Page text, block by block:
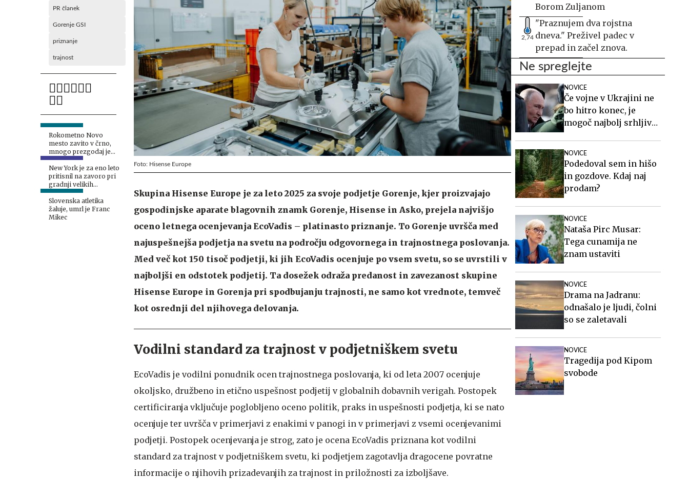
PR članek
Gorenje GSI
priznanje
trajnost
Rokometno Novo
mesto zavito v črno,
mnogo prezgodaj je
odšel Aljaž Kabur
New York je za eno leto
pritisnil na zavoro pri
gradnji velikih
podatkovnih središč
Slovenska atletika
žaluje, umrl je Franc
Mikec
Foto: Hisense Europe
Skupina Hisense Europe je za leto 2025 za svoje podjetje Gorenje, kjer proizvajajo
gospodinjske aparate blagovnih znamk Gorenje, Hisense in Asko, prejela najvišjo
oceno letnega ocenjevanja EcoVadis – platinasto priznanje. To Gorenje uvršča med
najuspešnejša podjetja na svetu na področju odgovornega in trajnostnega poslovanja.
Med več kot 150 tisoč podjetji, ki jih EcoVadis ocenjuje po vsem svetu, so se uvrstili v
najboljši en odstotek podjetij. Ta dosežek odraža predanost in zavezanost skupine
Hisense Europe in Gorenja pri spodbujanju trajnosti, ne samo kot vrednote, temveč
kot osrednji del njihovega delovanja.
Vodilni standard za trajnost v podjetniškem svetu
EcoVadis je vodilni ponudnik ocen trajnostnega poslovanja, ki od leta 2007 ocenjuje
okoljsko, družbeno in etično uspešnost podjetij v globalnih dobavnih verigah. Postopek
certificiranja vključuje poglobljeno oceno politik, praks in uspešnosti podjetja, ki se nato
ocenjuje ter uvršča v primerjavi z enakimi v panogi in v primerjavi z vsemi ocenjevanimi
podjetji. Postopek ocenjevanja je strog, zato je ocena EcoVadis priznana kot vodilni
standard za trajnost v podjetniškem svetu, ki podjetjem zagotavlja dragocene povratne
informacije o njihovih prizadevanjih za trajnost in priložnosti za izboljšave.
Borom Zuljanom
2,74
"Praznujem dva rojstna
dneva." Preživel padec v
prepad in začel znova.
Ne spreglejte
NOVICE
Če vojne v Ukrajini ne
bo hitro konec, je
mogoč najbolj srhljiv
NOVICE
Podedoval sem in hišo
in gozdove. Kdaj naj
prodam?
NOVICE
Nataša Pirc Musar:
Tega cunamija ne
znam ustaviti
NOVICE
Drama na Jadranu:
odnašalo je ljudi, čolni
so se zaletavali
NOVICE
Tragedija pod Kipom
svobode